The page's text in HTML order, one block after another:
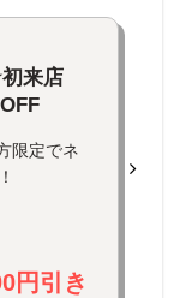
来店
限定でネ
円引き